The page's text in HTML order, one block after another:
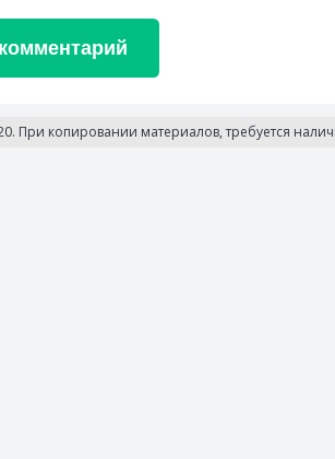
При копировании материалов, требуется